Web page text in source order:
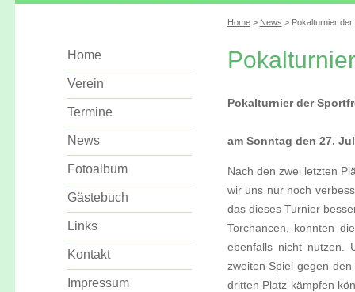
Home> News > Pokalturnier
Home
Verein
Termine
News
Fotoalbum
Gästebuch
Links
Kontakt
Impressum
Pokalturnier der
am Sonntag den 27.
Nach den zwei letzten
wir uns nur noch
das dieses Turnier
Torchancen, konnten
ebenfalls nicht nutzen.
zweiten Spiel gegen
dritten Platz kämpfen